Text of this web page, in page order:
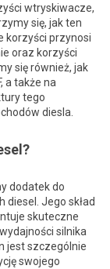
wtryskiwacze,
się, jak ten
korzyści przynosi
oraz korzyści
się również, jak
a także na
tego
diesla.
dodatek do
diesel. Jego skład
skuteczne
silnika
jest szczególnie
swojego